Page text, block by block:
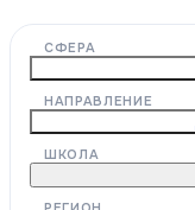
СФЕРА
НАПРАВЛЕНИЕ
ШКОЛА